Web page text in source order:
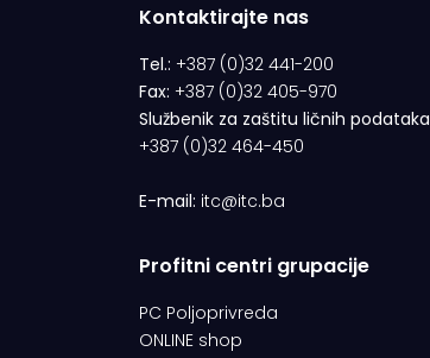
Kontaktirajte nas
Tel.: +387 (0)32 441-200
Fax: +387 (0)32 405-970
Službenik za zaštitu ličnih podataka
+387 (0)32 464-450
E-mail: itc@itc.ba
Profitni centri grupacije
PC Poljoprivreda
ONLINE shop